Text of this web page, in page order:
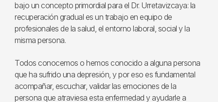
bajo un concepto primordial para el Dr. Urretavizcaya: la
recuperación gradual es un trabajo en equipo de
profesionales de la salud, el entorno laboral, social y la
misma persona.
Todos conocemos o hemos conocido a alguna persona
que ha sufrido una depresión, y por eso es fundamental
acompañar, escuchar, validar las emociones de la
persona que atraviesa esta enfermedad y ayudarle a